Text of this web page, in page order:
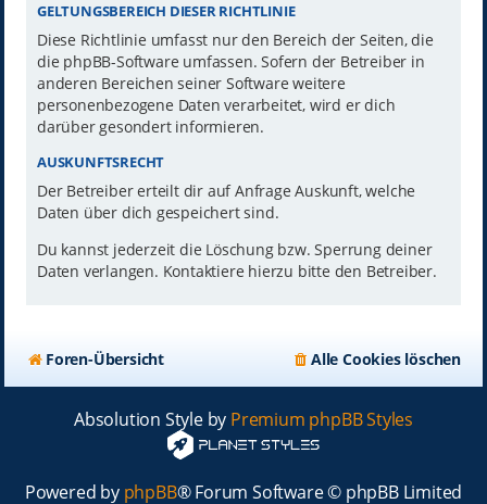
GELTUNGSBEREICH DIESER RICHTLINIE
Diese Richtlinie umfasst nur den Bereich der Seiten, die
die phpBB-Software umfassen. Sofern der Betreiber in
anderen Bereichen seiner Software weitere
personenbezogene Daten verarbeitet, wird er dich
darüber gesondert informieren.
AUSKUNFTSRECHT
Der Betreiber erteilt dir auf Anfrage Auskunft, welche
Daten über dich gespeichert sind.
Du kannst jederzeit die Löschung bzw. Sperrung deiner
Daten verlangen. Kontaktiere hierzu bitte den Betreiber.
Foren-Übersicht Alle Cookies löschen
Absolution Style by Premium phpBB Styles
Powered by phpBB® Forum Software © phpBB Limited